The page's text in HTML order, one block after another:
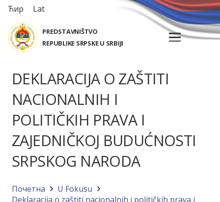
Ћир Lat
PREDSTAVNIŠTVO
REPUBLIKE SRPSKE U SRBIJI
DEKLARACIJA O ZAŠTITI
NACIONALNIH I
POLITIČKIH PRAVA I
ZAJEDNIČKOJ BUDUĆNOSTI
SRPSKOG NARODA
Почетна
U Fokusu
Deklaracija o zaštiti nacionalnih i političkih prava i